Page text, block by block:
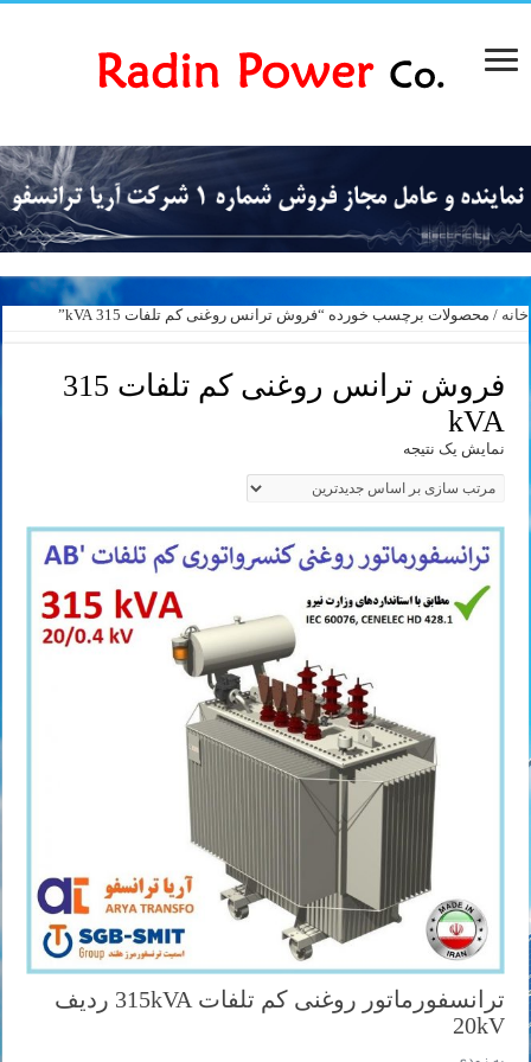
خانه / محصولات برچسب خورده “فروش ترانس روغنی کم تلفات 315 kVA”
فروش ترانس روغنی کم تلفات 315
kVA
نمایش یک نتیجه
ترانسفورماتور روغنی کم تلفات 315kVA ردیف
20kV